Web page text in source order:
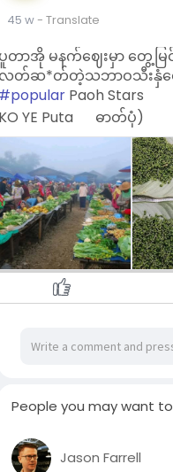
45 w- Translate
တာအို မနက်ဈေးမှာ တွေ့မ
တ်ဆ*တ်တဲ့သဘာဝသီးနှံ
Paoh Stars
YE Puta
ဓာတ်ပုံ)
People you may want
Jason Farrell